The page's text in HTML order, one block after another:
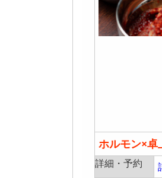
ホルモン×卓
詳細・予約